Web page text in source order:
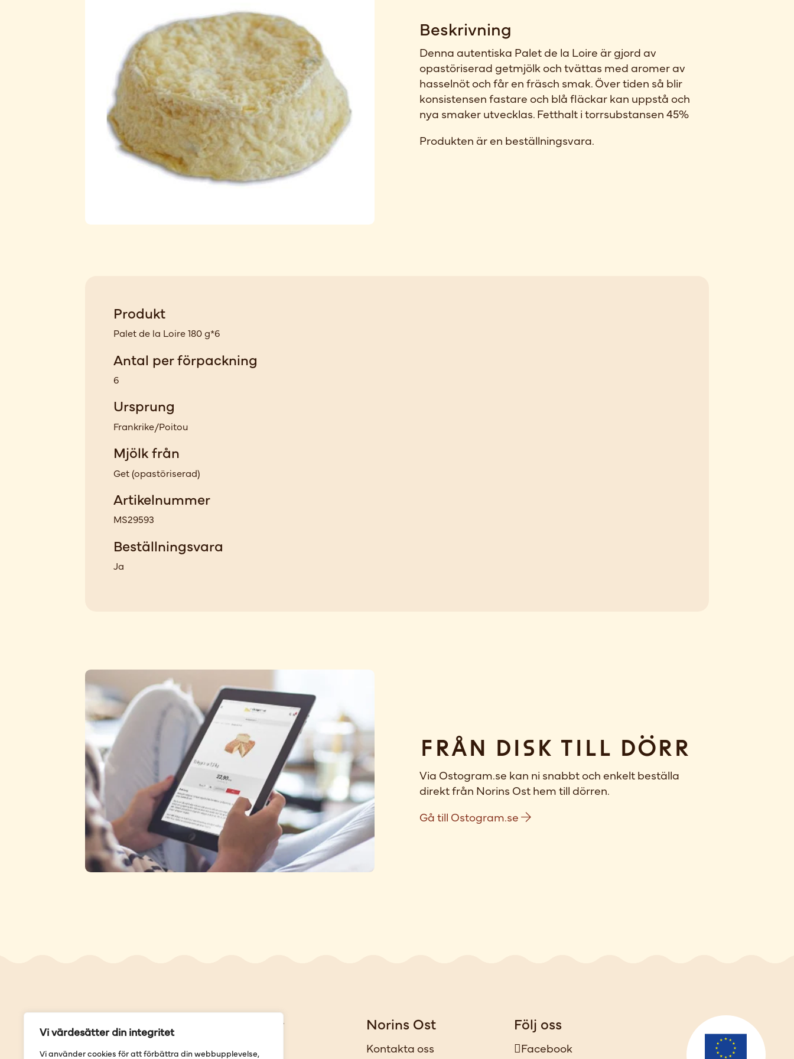
Vi värdesätter din integritet
Vi använder cookies för att förbättra din webbupplevelse,
Beskrivning
Denna autentiska Palet de la Loire är gjord av
opastöriserad getmjölk och tvättas med aromer av
hasselnöt och får en fräsch smak. Över tiden så blir
konsistensen fastare och blå fläckar kan uppstå och
nya smaker utvecklas. Fetthalt i torrsubstansen 45%
Produkten är en beställningsvara.
Produkt
Palet de la Loire 180 g*6
Antal per förpackning
6
Ursprung
Frankrike/Poitou
Mjölk från
Get(opastöriserad)
Artikelnummer
MS29593
Beställningsvara
Ja
Från disk till dörr
Via Ostogram.se kan ni snabbt och enkelt beställa
direkt från Norins Ost hem till dörren.
Gå till Ostogram.se
Genvägar
Våra butiker
Norins Ost
Kontakta oss
Följ oss
Facebook